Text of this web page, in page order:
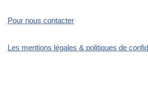
Pour nous contacter
Les mentions légales & politiques de